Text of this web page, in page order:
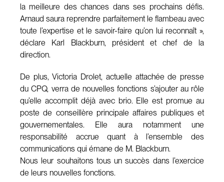
la meilleure des chances dans ses prochains défis.
Arnaud saura reprendre parfaitement le flambeau avec
toute l’expertise et le savoir-faire qu’on lui reconnaît »,
déclare Karl Blackburn, président et chef de la
direction.
De plus, Victoria Drolet, actuelle attachée de presse
du CPQ, verra de nouvelles fonctions s’ajouter au rôle
qu’elle accomplit déjà avec brio. Elle est promue au
poste de conseillère principale affaires publiques et
gouvernementales. Elle aura notamment une
responsabilité accrue quant à l’ensemble des
communications qui émane de M. Blackburn.
Nous leur souhaitons tous un succès dans l’exercice
de leurs nouvelles fonctions.